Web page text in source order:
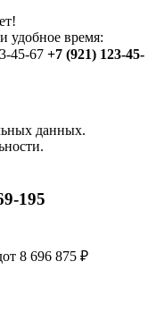
удобное время:
45-67 +7 (921) 123-45-
данных.
195
от 8 696 875 ₽